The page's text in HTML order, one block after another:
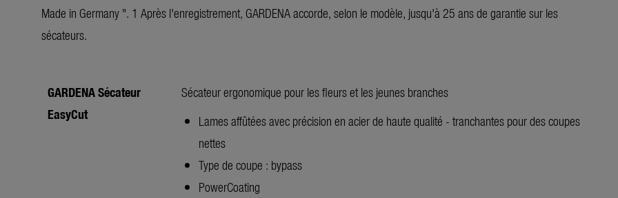
Made in Germany ". 1 Après l'enregistrement, GARDENA accorde, selon le modèle, jusqu'à 25 ans de garantie sur les
sécateurs.
GARDENA Sécateur
EasyCut
Sécateur ergonomique pour les fleurs et les jeunes branches
Lames affûtées avec précision en acier de haute qualité - tranchantes pour des coupes
nettes
Type de coupe : bypass
PowerCoating